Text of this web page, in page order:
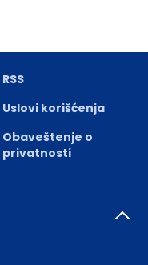
RSS
Uslovi korišćenja
Obaveštenje o
privatnosti